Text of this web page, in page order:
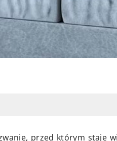
przed którym staje